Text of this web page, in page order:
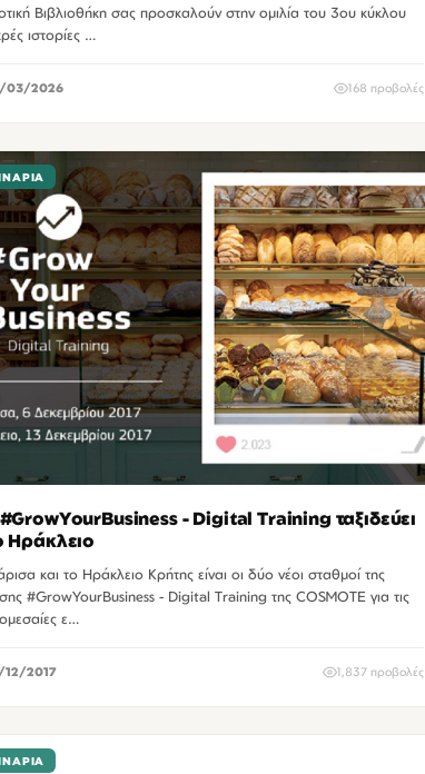
Βιβλιοθήκη σας προσκαλούν στην ομιλία του 3ου κύκλου
ιστορίες …
03/2026 168 προβολές
- Digital Training ταξιδεύει
Ηράκλειο
και το Ηράκλειο Κρήτης είναι οι δύο νέοι σταθμοί της
#GrowYourBusiness - Digital Training της COSMOTE για τις
ε…
12/2017 1,837 προβολές